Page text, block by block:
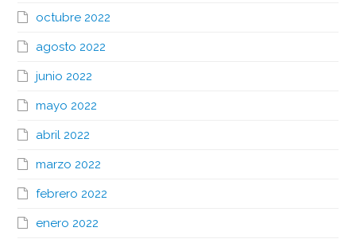
octubre 2022
agosto 2022
junio 2022
mayo 2022
abril 2022
marzo 2022
febrero 2022
enero 2022